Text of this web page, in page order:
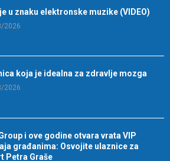
u znaku elektronske muzike (VIDEO)
2026
koja je idealna za zdravlje mozga
2026
i ove godine otvara vrata VIP
građanima: Osvojite ulaznice za
Petra Graše